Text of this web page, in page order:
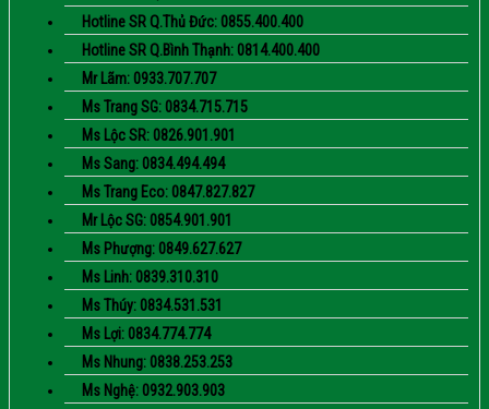
Hotline SR Q.Thủ Đức: 0855.400.400
Hotline SR Q.Bình Thạnh: 0814.400.400
Mr Lãm: 0933.707.707
Ms Trang SG: 0834.715.715
Ms Lộc SR: 0826.901.901
Ms Sang: 0834.494.494
Ms Trang Eco: 0847.827.827
Mr Lộc SG: 0854.901.901
Ms Phượng: 0849.627.627
Ms Linh: 0839.310.310
Ms Thúy: 0834.531.531
Ms Lợi: 0834.774.774
Ms Nhung: 0838.253.253
Ms Nghệ: 0932.903.903